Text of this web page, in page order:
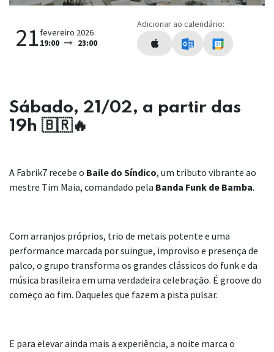
21 fevereiro 2026
19:00
23:00
Adicionar ao calendário:
Sábado, 21/02, a partir das
19h 🇧🇷🔥
A Fabrik7 recebe o Baile do Síndico, um tributo vibrante ao
mestre Tim Maia, comandado pela Banda Funk de Bamba.
Com arranjos próprios, trio de metais potente e uma
performance marcada por suingue, improviso e presença de
palco, o grupo transforma os grandes clássicos do funk e da
música brasileira em uma verdadeira celebração. É groove do
começo ao fim. Daqueles que fazem a pista pulsar.
E para elevar ainda mais a experiência, a noite marca o